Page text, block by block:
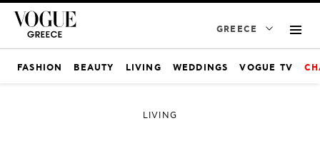
GREECE
FASHION BEAUTY LIVING WEDDINGS VOGUE TV
LIVING